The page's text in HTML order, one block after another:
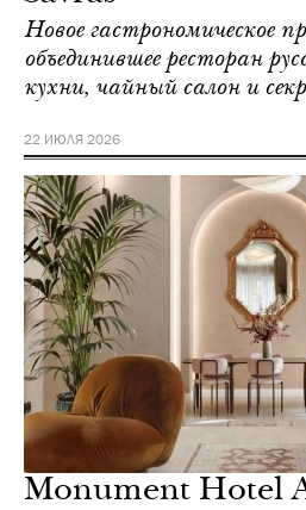
Новое гастрономическое
объединившее ресторан
кухни, чайный салон и
22 ИЮЛЯ 2026
Monument Hotel